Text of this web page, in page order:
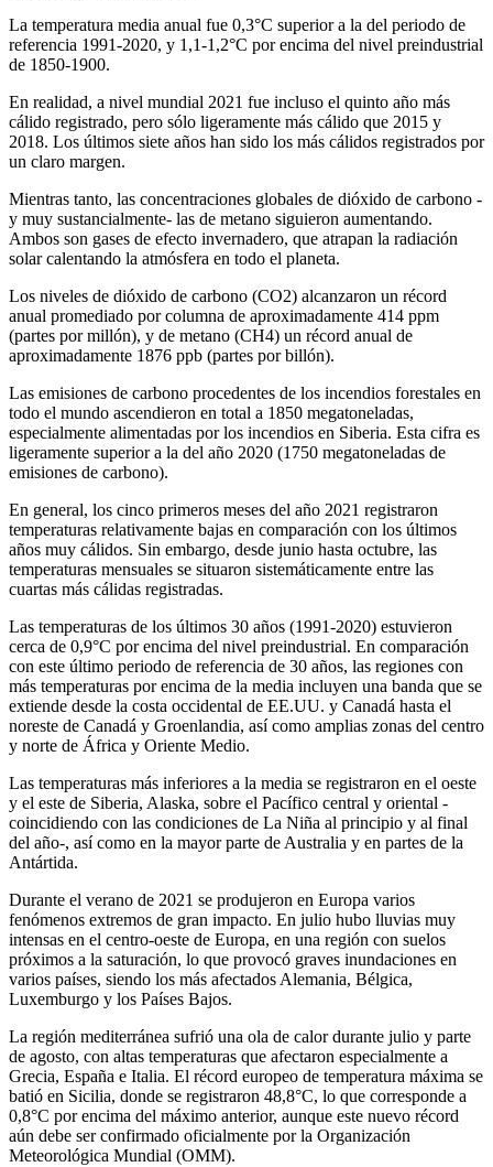
La temperatura media anual fue 0,3°C superior a la del periodo de
referencia 1991-2020, y 1,1-1,2°C por encima del nivel preindustrial
de 1850-1900.
En realidad, a nivel mundial 2021 fue incluso el quinto año más
cálido registrado, pero sólo ligeramente más cálido que 2015 y
2018. Los últimos siete años han sido los más cálidos registrados por
un claro margen.
Mientras tanto, las concentraciones globales de dióxido de carbono -
y muy sustancialmente- las de metano siguieron aumentando.
Ambos son gases de efecto invernadero, que atrapan la radiación
solar calentando la atmósfera en todo el planeta.
Los niveles de dióxido de carbono (CO2) alcanzaron un récord
anual promediado por columna de aproximadamente 414 ppm
(partes por millón), y de metano (CH4) un récord anual de
aproximadamente 1876 ppb (partes por billón).
Las emisiones de carbono procedentes de los incendios forestales en
todo el mundo ascendieron en total a 1850 megatoneladas,
especialmente alimentadas por los incendios en Siberia. Esta cifra es
ligeramente superior a la del año 2020 (1750 megatoneladas de
emisiones de carbono).
En general, los cinco primeros meses del año 2021 registraron
temperaturas relativamente bajas en comparación con los últimos
años muy cálidos. Sin embargo, desde junio hasta octubre, las
temperaturas mensuales se situaron sistemáticamente entre las
cuartas más cálidas registradas.
Las temperaturas de los últimos 30 años (1991-2020) estuvieron
cerca de 0,9°C por encima del nivel preindustrial. En comparación
con este último periodo de referencia de 30 años, las regiones con
más temperaturas por encima de la media incluyen una banda que se
extiende desde la costa occidental de EE.UU. y Canadá hasta el
noreste de Canadá y Groenlandia, así como amplias zonas del centro
y norte de África y Oriente Medio.
Las temperaturas más inferiores a la media se registraron en el oeste
y el este de Siberia, Alaska, sobre el Pacífico central y oriental -
coincidiendo con las condiciones de La Niña al principio y al final
del año-, así como en la mayor parte de Australia y en partes de la
Antártida.
Durante el verano de 2021 se produjeron en Europa varios
fenómenos extremos de gran impacto. En julio hubo lluvias muy
intensas en el centro-oeste de Europa, en una región con suelos
próximos a la saturación, lo que provocó graves inundaciones en
varios países, siendo los más afectados Alemania, Bélgica,
Luxemburgo y los Países Bajos.
La región mediterránea sufrió una ola de calor durante julio y parte
de agosto, con altas temperaturas que afectaron especialmente a
Grecia, España e Italia. El récord europeo de temperatura máxima se
batió en Sicilia, donde se registraron 48,8°C, lo que corresponde a
0,8°C por encima del máximo anterior, aunque este nuevo récord
aún debe ser confirmado oficialmente por la Organización
Meteorológica Mundial (OMM).